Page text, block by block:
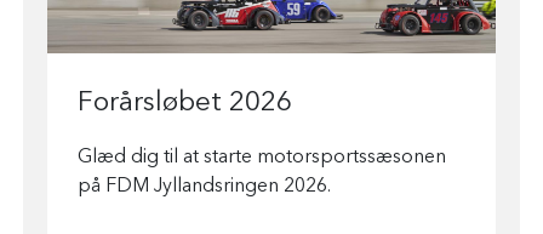
Forårsløbet 2026
Glæd dig til at starte motorsportssæsonen
på FDM Jyllandsringen 2026.